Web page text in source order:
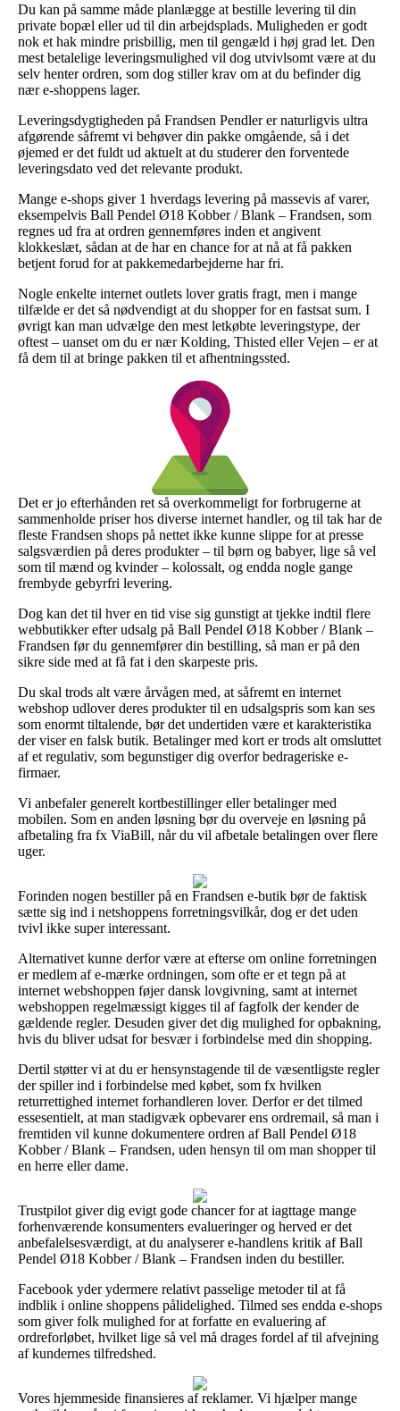
Du kan på samme måde planlægge at bestille levering til din
private bopæl eller ud til din arbejdsplads. Muligheden er godt
nok et hak mindre prisbillig, men til gengæld i høj grad let. Den
mest betalelige leveringsmulighed vil dog utvivlsomt være at du
selv henter ordren, som dog stiller krav om at du befinder dig
nær e-shoppens lager.
Leveringsdygtigheden på Frandsen Pendler er naturligvis ultra
afgørende såfremt vi behøver din pakke omgående, så i det
øjemed er det fuldt ud aktuelt at du studerer den forventede
leveringsdato ved det relevante produkt.
Mange e-shops giver 1 hverdags levering på massevis af varer,
eksempelvis Ball Pendel Ø18 Kobber / Blank – Frandsen, som
regnes ud fra at ordren gennemføres inden et angivent
klokkeslæt, sådan at de har en chance for at nå at få pakken
betjent forud for at pakkemedarbejderne har fri.
Nogle enkelte internet outlets lover gratis fragt, men i mange
tilfælde er det så nødvendigt at du shopper for en fastsat sum. I
øvrigt kan man udvælge den mest letkøbte leveringstype, der
oftest – uanset om du er nær Kolding, Thisted eller Vejen – er at
få dem til at bringe pakken til et afhentningssted.
Det er jo efterhånden ret så overkommeligt for forbrugerne at
sammenholde priser hos diverse internet handler, og til tak har de
fleste Frandsen shops på nettet ikke kunne slippe for at presse
salgsværdien på deres produkter – til børn og babyer, lige så vel
som til mænd og kvinder – kolossalt, og endda nogle gange
frembyde gebyrfri levering.
Dog kan det til hver en tid vise sig gunstigt at tjekke indtil flere
webbutikker efter udsalg på Ball Pendel Ø18 Kobber / Blank –
Frandsen før du gennemfører din bestilling, så man er på den
sikre side med at få fat i den skarpeste pris.
Du skal trods alt være årvågen med, at såfremt en internet
webshop udlover deres produkter til en udsalgspris som kan ses
som enormt tiltalende, bør det undertiden være et karakteristika
der viser en falsk butik. Betalinger med kort er trods alt omsluttet
af et regulativ, som begunstiger dig overfor bedrageriske e-
firmaer.
Vi anbefaler generelt kortbestillinger eller betalinger med
mobilen. Som en anden løsning bør du overveje en løsning på
afbetaling fra fx ViaBill, når du vil afbetale betalingen over flere
uger.
Forinden nogen bestiller på en Frandsen e-butik bør de faktisk
sætte sig ind i netshoppens forretningsvilkår, dog er det uden
tvivl ikke super interessant.
Alternativet kunne derfor være at efterse om online forretningen
er medlem af e-mærke ordningen, som ofte er et tegn på at
internet webshoppen føjer dansk lovgivning, samt at internet
webshoppen regelmæssigt kigges til af fagfolk der kender de
gældende regler. Desuden giver det dig mulighed for opbakning,
hvis du bliver udsat for besvær i forbindelse med din shopping.
Dertil støtter vi at du er hensynstagende til de væsentligste regler
der spiller ind i forbindelse med købet, som fx hvilken
returrettighed internet forhandleren lover. Derfor er det tilmed
essesentielt, at man stadigvæk opbevarer ens ordremail, så man i
fremtiden vil kunne dokumentere ordren af Ball Pendel Ø18
Kobber / Blank – Frandsen, uden hensyn til om man shopper til
en herre eller dame.
Trustpilot giver dig evigt gode chancer for at iagttage mange
forhenværende konsumenters evalueringer og herved er det
anbefalelsesværdigt, at du analyserer e-handlens kritik af Ball
Pendel Ø18 Kobber / Blank – Frandsen inden du bestiller.
Facebook yder ydermere relativt passelige metoder til at få
indblik i online shoppens pålidelighed. Tilmed ses endda e-shops
som giver folk mulighed for at forfatte en evaluering af
ordreforløbet, hvilket lige så vel må drages fordel af til afvejning
af kundernes tilfredshed.
Vores hjemmeside finansieres af reklamer. Vi hjælper mange